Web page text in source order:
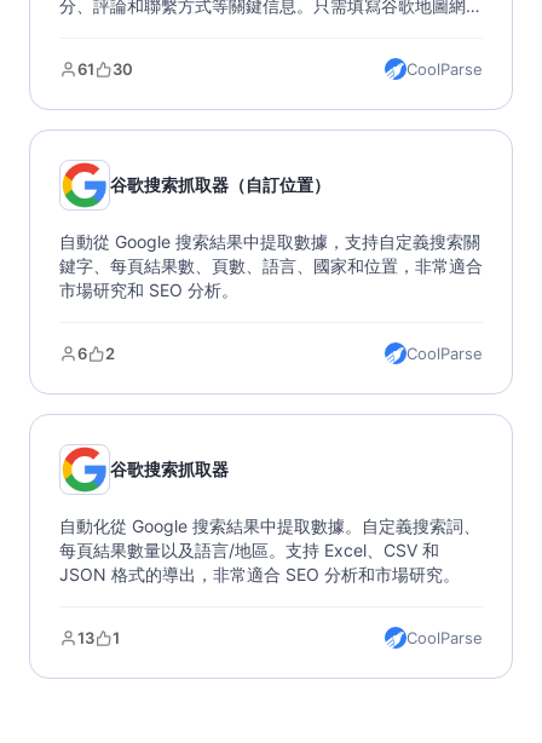
分、評論和聯繫方式等關鍵信息。只需填寫谷歌地圖網
Maps API 限制，支持批量提取、多格式導出，適用於市
場研究、競爭分析和位置決策。
61 30 CoolParse
谷歌搜索抓取器（自訂位置）
自動從 Google 搜索結果中提取數據，支持自定義搜索關
鍵字、每頁結果數、頁數、語言、國家和位置，非常適合
市場研究和 SEO 分析。
6 2 CoolParse
谷歌搜索抓取器
自動化從 Google 搜索結果中提取數據。自定義搜索詞、
每頁結果數量以及語言/地區。支持 Excel、CSV 和
JSON 格式的導出，非常適合 SEO 分析和市場研究。
13 1 CoolParse